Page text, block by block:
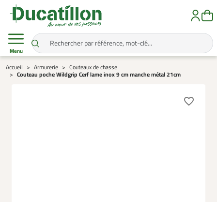
Menu
Accueil Armurerie Couteaux de chasse
Couteau poche Wildgrip Cerf lame inox 9 cm manche métal 21cm
favorite_border